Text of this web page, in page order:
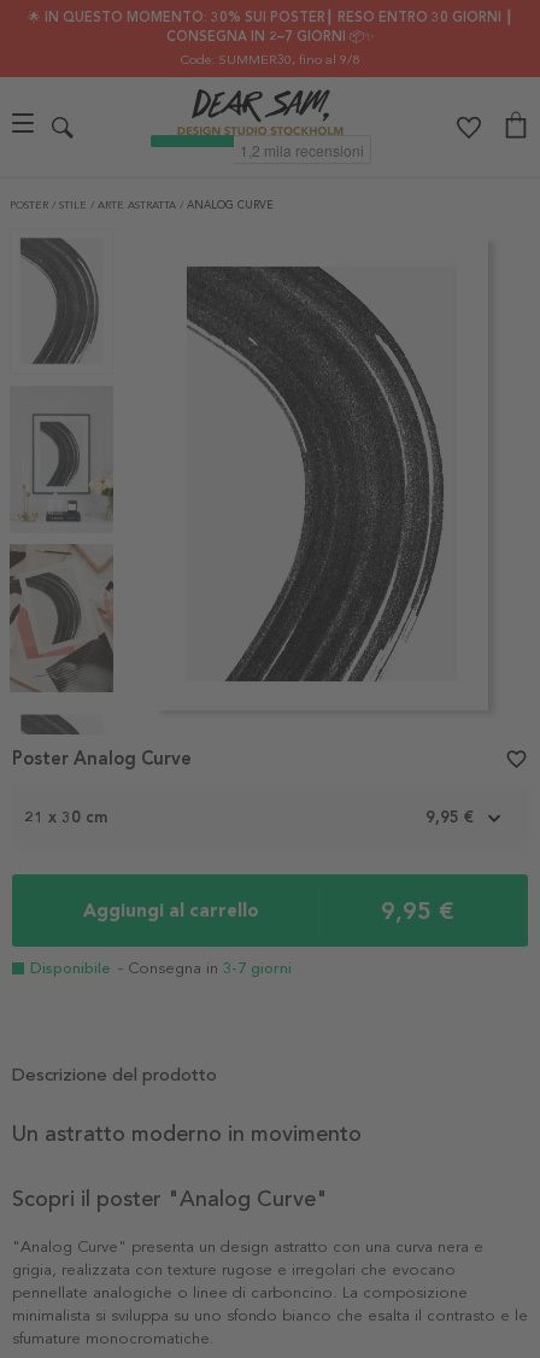
🌟 IN QUESTO MOMENTO: 30% SUI POSTER┃ RESO ENTRO 30 GIORNI ┃
CONSEGNA IN 2–7 GIORNI 📦✨
Code: SUMMER30, fino al 9/8
POSTER / STILE / ARTE ASTRATTA / ANALOG CURVE
1
21 x 30 cm 9,95 €
Aggiungi al carrello 9,95 €
Disponibile - Consegna in 3-7 giorni
Poster Analog Curve favorite_border
Descrizione del prodotto
Un astratto moderno in movimento
Scopri il poster "Analog Curve"
"Analog Curve" presenta un design astratto con una curva nera e
grigia, realizzata con texture rugose e irregolari che evocano
pennellate analogiche o linee di carboncino. La composizione
minimalista si sviluppa su uno sfondo bianco che esalta il contrasto e le
sfumature monocromatiche.